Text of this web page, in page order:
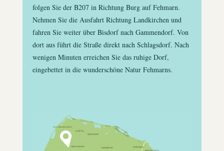
folgen Sie der B207 in Richtung Burg auf Fehmarn.
Nehmen Sie die Ausfahrt Richtung Landkirchen und
fahren Sie weiter über Bisdorf nach Gammendorf. Von
dort aus führt die Straße direkt nach Schlagsdorf. Nach
wenigen Minuten erreichen Sie das ruhige Dorf,
eingebettet in die wunderschöne Natur Fehmarns.